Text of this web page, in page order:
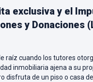
exclusiva y el
y Donaciones
raíz cuando los tutores
inmobiliaria ajena a su
disfruta de un piso o casa